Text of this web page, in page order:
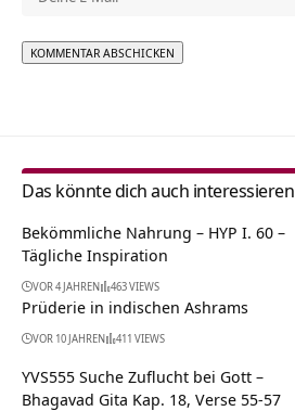
Das könnte dich auch interessieren
Bekömmliche Nahrung – HYP I. 60 –
Tägliche Inspiration
VOR 4 JAHREN 463 VIEWS
Prüderie in indischen Ashrams
VOR 10 JAHREN 411 VIEWS
YVS555 Suche Zuflucht bei Gott –
Bhagavad Gita Kap. 18, Verse 55-57